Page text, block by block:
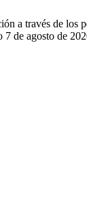
a través de los
de agosto de